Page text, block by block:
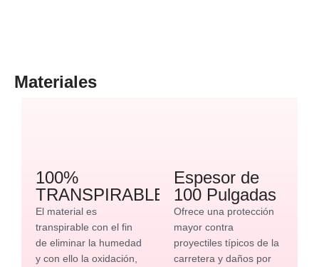
Materiales
100%
TRANSPIRABLE
El material es
transpirable con el fin
de eliminar la humedad
y con ello la oxidación,
Espesor de
100 Pulgadas
Ofrece una protección
mayor contra
proyectiles típicos de la
carretera y daños por